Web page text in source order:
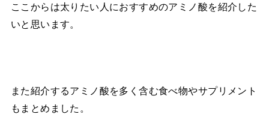
ここからは太りたい人におすすめのアミノ酸を紹介した
いと思います。
また紹介するアミノ酸を多く含む食べ物やサプリメント
もまとめました。